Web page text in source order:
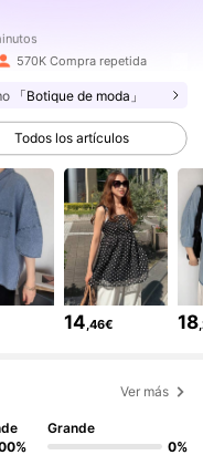
570K Compra repetida
「Botique de moda」
Todos los artículos
14 ,46€ 18
Ver más
Grande
0%